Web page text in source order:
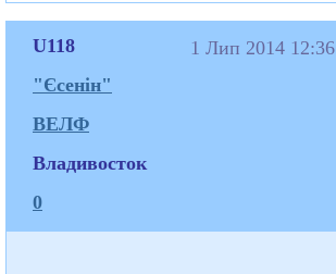
U118
"Єсенін"
ВЕЛФ
Владивосток
0
1 Лип 2014 12:36